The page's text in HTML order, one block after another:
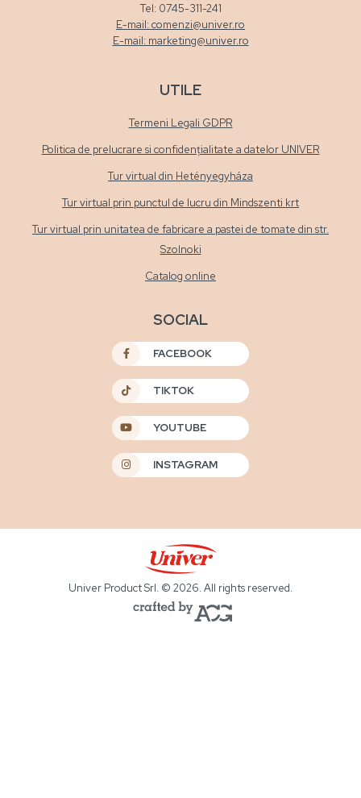
Tel: 0745-311-241
E-mail: comenzi@univer.ro
E-mail: marketing@univer.ro
UTILE
Termeni Legali GDPR
Politica de prelucrare si confidențialitate a datelor UNIVER
Tur virtual din Hetényegyháza
Tur virtual prin punctul de lucru din Mindszenti krt
Tur virtual prin unitatea de fabricare a pastei de tomate din str.
Szolnoki
Catalog online
SOCIAL
FACEBOOK
TIKTOK
YOUTUBE
INSTAGRAM
Univer Product Srl. © 2026. All rights reserved.